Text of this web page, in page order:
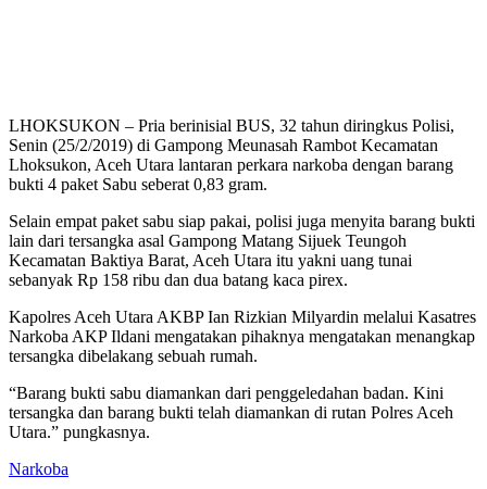
LHOKSUKON – Pria berinisial BUS, 32 tahun diringkus Polisi,
Senin (25/2/2019) di Gampong Meunasah Rambot Kecamatan
Lhoksukon, Aceh Utara lantaran perkara narkoba dengan barang
bukti 4 paket Sabu seberat 0,83 gram.
Selain empat paket sabu siap pakai, polisi juga menyita barang bukti
lain dari tersangka asal Gampong Matang Sijuek Teungoh
Kecamatan Baktiya Barat, Aceh Utara itu yakni uang tunai
sebanyak Rp 158 ribu dan dua batang kaca pirex.
Kapolres Aceh Utara AKBP Ian Rizkian Milyardin melalui Kasatres
Narkoba AKP Ildani mengatakan pihaknya mengatakan menangkap
tersangka dibelakang sebuah rumah.
“Barang bukti sabu diamankan dari penggeledahan badan. Kini
tersangka dan barang bukti telah diamankan di rutan Polres Aceh
Utara.” pungkasnya.
Narkoba